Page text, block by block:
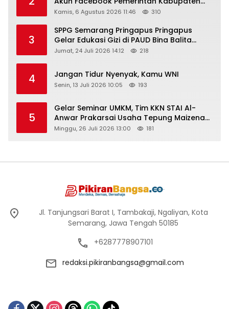
Rembang “Dirujak” Warganet
Kamis, 6 Agustus 2026 11:46 310
3
SPPG Semarang Pringapus Pringapus
Gelar Edukasi Gizi di PAUD Bina Balita
Peringati Hari Anak Nasional 2026
Jumat, 24 Juli 2026 14:12 218
4 Jangan Tidur Nyenyak, Kamu WNI
Senin, 13 Juli 2026 10:05 193
5
Gelar Seminar UMKM, Tim KKN STAI Al-
Anwar Prakarsai Usaha Tepung Maizena
di Logung
Minggu, 26 Juli 2026 13:00 181
Jl. Tanjungsari Barat I, Tambakaji, Ngaliyan, Kota
Semarang, Jawa Tengah 50185
+6287778907101
redaksi.pikiranbangsa@gmail.com